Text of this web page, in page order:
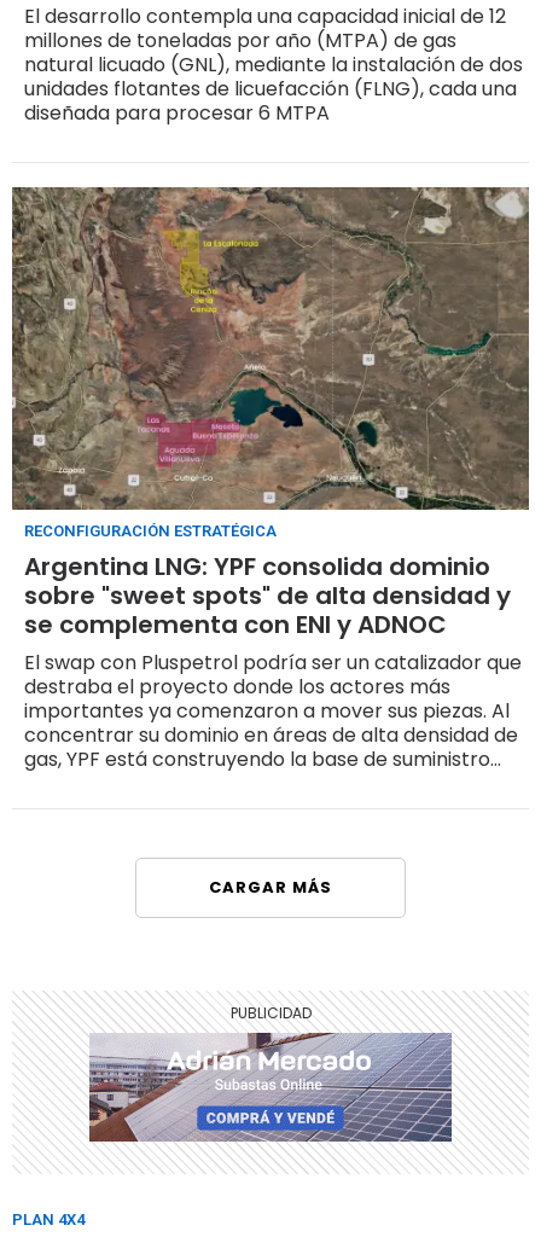
El desarrollo contempla una capacidad inicial de 12
millones de toneladas por año (MTPA) de gas
natural licuado (GNL), mediante la instalación de dos
unidades flotantes de licuefacción (FLNG), cada una
diseñada para procesar 6 MTPA
RECONFIGURACIÓN ESTRATÉGICA
Argentina LNG: YPF consolida dominio
sobre "sweet spots" de alta densidad y
se complementa con ENI y ADNOC
El swap con Pluspetrol podría ser un catalizador que
destraba el proyecto donde los actores más
importantes ya comenzaron a mover sus piezas. Al
concentrar su dominio en áreas de alta densidad de
gas, YPF está construyendo la base de suministro
el de Argentina LNG sea financieramente viable
CARGAR MÁS
PLAN 4X4